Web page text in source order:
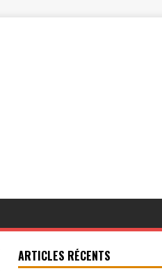
ARTICLES RÉCENTS